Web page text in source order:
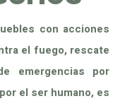
con acciones
el fuego, rescate
emergencias por
el ser humano, es